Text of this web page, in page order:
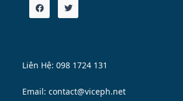
Liên Hệ: 098 1724 131
Email: contact@viceph.net